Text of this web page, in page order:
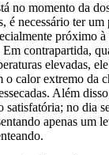
no momento da
é necessário ter
próximo
contrapartida,
elevadas,
o calor extremo da
Além
satisfatória; no dia
apenas um